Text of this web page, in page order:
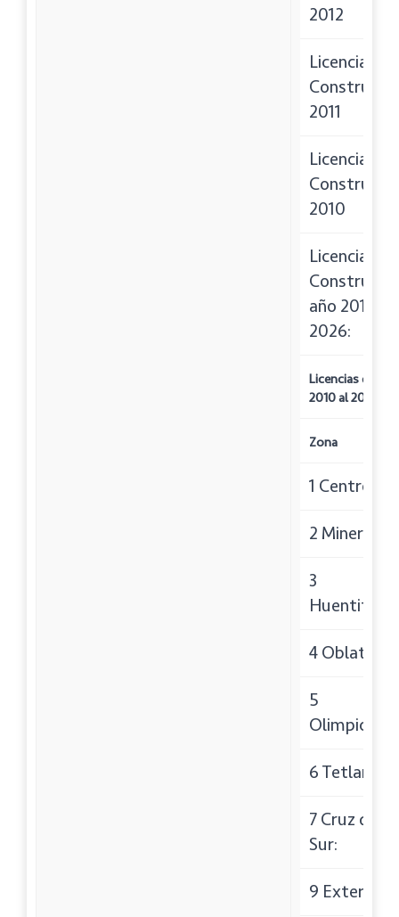
2012
Licencias de
2011
Licencias de
2010
Licencias de
año 2010 al
2026:
Licencias de
2010 al 2026
Zona
1 Centro:
2 Minerva:
3
Huentitan:
4 Oblatos:
5
Olimpica:
6 Tetlan:
7 Cruz del
Sur:
9 Externa: